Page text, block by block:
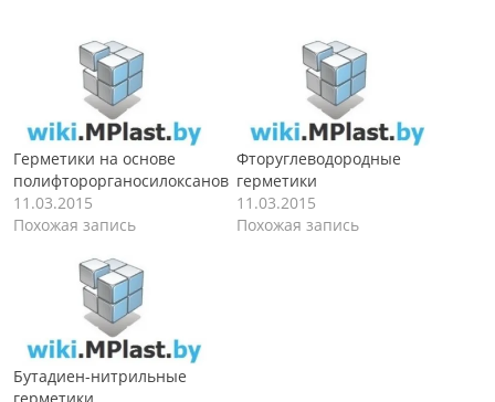
Герметики на основе
полифторорганосилоксанов
11.03.2015
Похожая запись
Фторуглеводородные
герметики
11.03.2015
Похожая запись
Бутадиен-нитрильные